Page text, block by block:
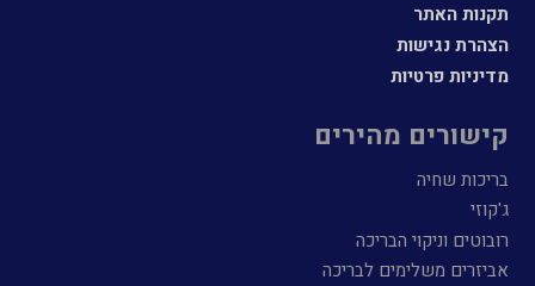
תקנות האתר
הצהרת נגישות
מדיניות פרטיות
קישורים מהירים
בריכות שחיה
ג'קוזי
רובוטים וניקוי הבריכה
אביזרים משלימים לבריכה